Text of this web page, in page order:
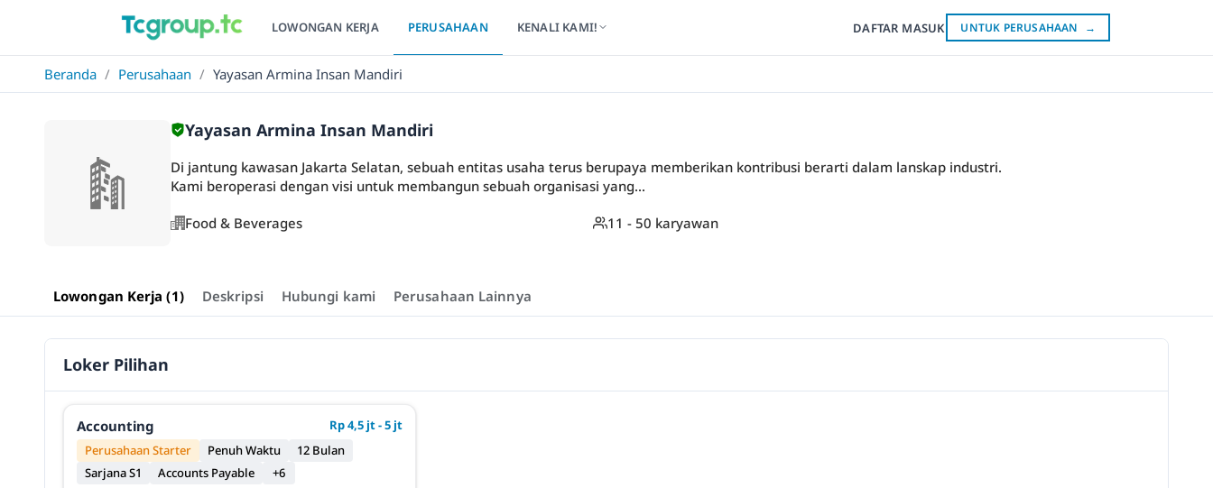
LOWONGAN KERJA PERUSAHAAN KENALI KAMI! DAFTAR MASUK UNTUK PERUSAHAAN →
Beranda / Perusahaan / Yayasan Armina Insan Mandiri
Yayasan Armina Insan Mandiri
Di jantung kawasan Jakarta Selatan, sebuah entitas usaha terus berupaya memberikan kontribusi berarti dalam lanskap industri.
Kami beroperasi dengan visi untuk membangun sebuah organisasi yang...
Food & Beverages 11 - 50 karyawan
Lowongan Kerja (1) Deskripsi Hubungi kami Perusahaan Lainnya
Loker Pilihan
Accounting
Rp 4,5 jt - 5 jt
Perusahaan Starter
Penuh Waktu
12 Bulan
Sarjana S1
Accounts Payable +6